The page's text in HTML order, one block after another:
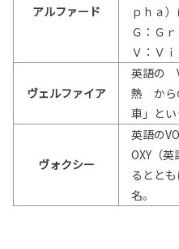
アルファード
ｐｈａ
Ｇ：Ｇ
Ｖ：Ｖｉ
ヴェルファイア
英語の
熱 から
車」とい
ヴォクシー
英語の
OXY（
るとと
名。